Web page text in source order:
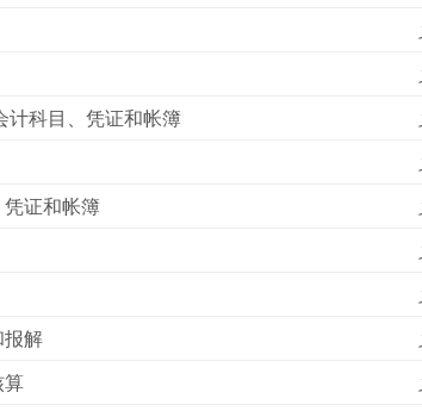
计科目、凭证和帐簿
证和帐簿
解
算